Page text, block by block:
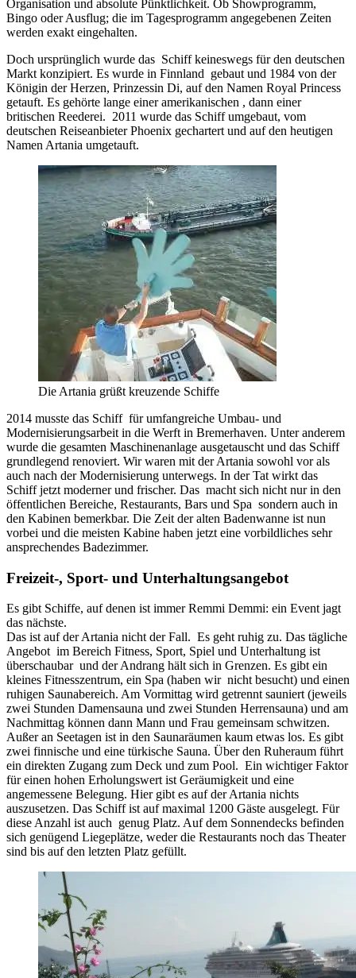
Organisation und absolute Pünktlichkeit. Ob Showprogramm,
Bingo oder Ausflug; die im Tagesprogramm angegebenen Zeiten
werden exakt eingehalten.
Doch ursprünglich wurde das Schiff keineswegs für den deutschen
Markt konzipiert. Es wurde in Finnland gebaut und 1984 von der
Königin der Herzen, Prinzessin Di, auf den Namen Royal Princess
getauft. Es gehörte lange einer amerikanischen , dann einer
britischen Reederei. 2011 wurde das Schiff umgebaut, vom
deutschen Reiseanbieter Phoenix gechartert und auf den heutigen
Namen Artania umgetauft.
Die Artania grüßt kreuzende Schiffe
2014 musste das Schiff für umfangreiche Umbau- und
Modernisierungsarbeit in die Werft in Bremerhaven. Unter anderem
wurde die gesamten Maschinenanlage ausgetauscht und das Schiff
grundlegend renoviert. Wir waren mit der Artania sowohl vor als
auch nach der Modernisierung unterwegs. In der Tat wirkt das
Schiff jetzt moderner und frischer. Das macht sich nicht nur in den
öffentlichen Bereiche, Restaurants, Bars und Spa sondern auch in
den Kabinen bemerkbar. Die Zeit der alten Badenwanne ist nun
vorbei und die meisten Kabine haben jetzt eine vorbildliches sehr
ansprechendes Badezimmer.
Freizeit-, Sport- und Unterhaltungsangebot
Es gibt Schiffe, auf denen ist immer Remmi Demmi: ein Event jagt
das nächste.
Das ist auf der Artania nicht der Fall. Es geht ruhig zu. Das tägliche
Angebot im Bereich Fitness, Sport, Spiel und Unterhaltung ist
überschaubar und der Andrang hält sich in Grenzen. Es gibt ein
kleines Fitnesszentrum, ein Spa (haben wir nicht besucht) und einen
ruhigen Saunabereich. Am Vormittag wird getrennt sauniert (jeweils
zwei Stunden Damensauna und zwei Stunden Herrensauna) und am
Nachmittag können dann Mann und Frau gemeinsam schwitzen.
Außer an Seetagen ist in den Saunaräumen kaum etwas los. Es gibt
zwei finnische und eine türkische Sauna. Über den Ruheraum führt
ein direkten Zugang zum Deck und zum Pool. Ein wichtiger Faktor
für einen hohen Erholungswert ist Geräumigkeit und eine
angemessene Belegung. Hier gibt es auf der Artania nichts
auszusetzen. Das Schiff ist auf maximal 1200 Gäste ausgelegt. Für
diese Anzahl ist auch genug Platz. Auf dem Sonnendecks befinden
sich genügend Liegeplätze, weder die Restaurants noch das Theater
sind bis auf den letzten Platz gefüllt.